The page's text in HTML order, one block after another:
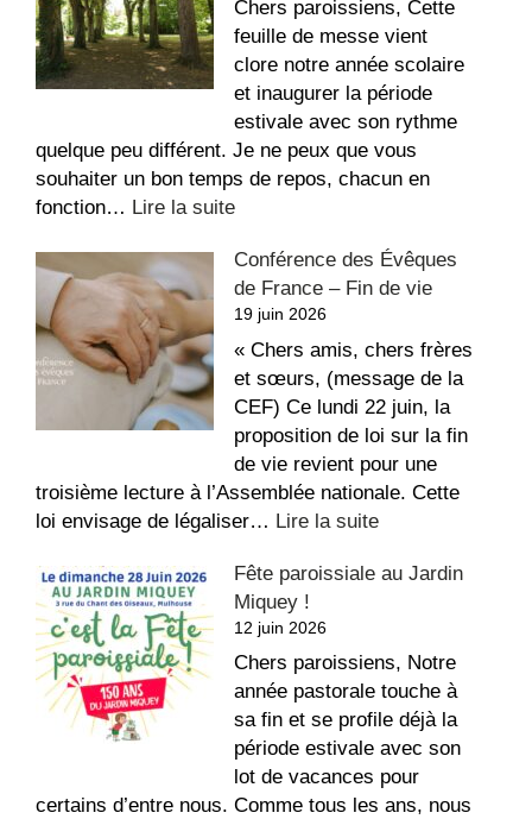
dans
l’église
Saint-
Étienne
Chers paroissiens, Cette
feuille de messe vient
clore notre année scolaire
et inaugurer la période
estivale avec son rythme
quelque peu différent. Je ne peux que vous
souhaiter un bon temps de repos, chacun en
fonction… Lire la suite:
recette
du
repos,
bon
été
!
Conférence des Évêques
de France – Fin de vie
19 juin 2026
« Chers amis, chers frères
et sœurs, (message de la
CEF) Ce lundi 22 juin, la
proposition de loi sur la fin
de vie revient pour une
troisième lecture à l’Assemblée nationale. Cette
loi envisage de légaliser… Lire la suite:
des
France
–
Fin
de
vie
Fête paroissiale au Jardin
Miquey !
12 juin 2026
Chers paroissiens, Notre
année pastorale touche à
sa fin et se profile déjà la
période estivale avec son
lot de vacances pour
certains d’entre nous. Comme tous les ans, nous